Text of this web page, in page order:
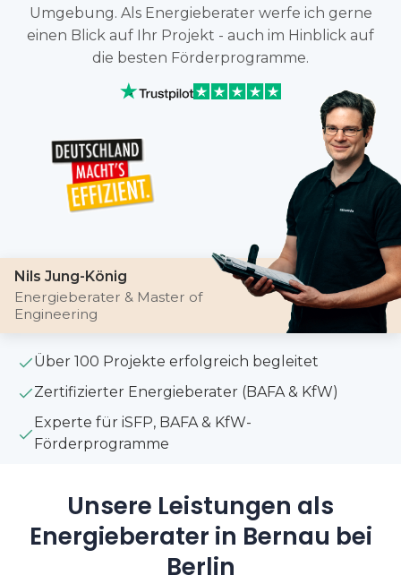
Umgebung. Als Energieberater werfe ich gerne
einen Blick auf Ihr Projekt - auch im Hinblick auf
die besten Förderprogramme.
Nils Jung-König
Energieberater & Master of
Engineering
Über 100 Projekte erfolgreich begleitet
Zertifizierter Energieberater (BAFA & KfW)
Experte für iSFP, BAFA & KfW-
Förderprogramme
Unsere Leistungen als
Energieberater in Bernau bei
Berlin